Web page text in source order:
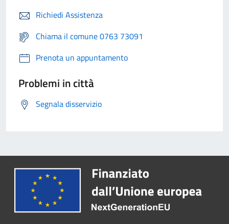
Richiedi Assistenza
Chiama il comune 0763 73091
Prenota un appuntamento
Problemi in città
Segnala disservizio